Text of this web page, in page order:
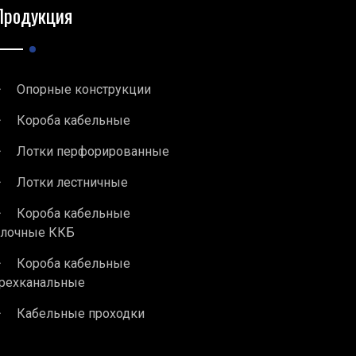
Опорные конструкции
Короба кабельные
Лотки перфорированные
Лотки лестничные
Короба кабельные
ККБ
Короба кабельные
Кабельные проходки